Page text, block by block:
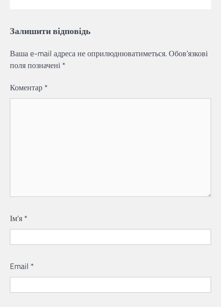
Залишити відповідь
Ваша e-mail адреса не оприлюднюватиметься.Обов’язкові
поля позначені *
Коментар *
Ім'я *
Email *